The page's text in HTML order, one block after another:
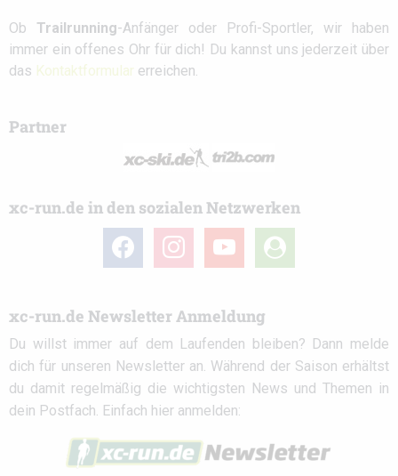
Ob Trailrunning-Anfänger oder Profi-Sportler, wir haben
immer ein offenes Ohr für dich! Du kannst uns jederzeit über
das Kontaktformular erreichen.
Partner
xc-run.de in den sozialen Netzwerken
facebook instagramyoutube
user-
circle
xc-run.de Newsletter Anmeldung
Du willst immer auf dem Laufenden bleiben? Dann melde
dich für unseren Newsletter an. Während der Saison erhältst
du damit regelmäßig die wichtigsten News und Themen in
dein Postfach. Einfach hier anmelden: